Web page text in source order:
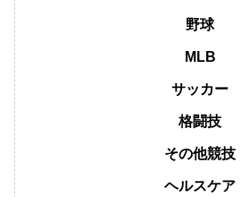
野球
MLB
サッカー
格闘技
その他競技
ヘルスケア